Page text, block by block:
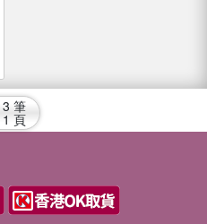
3 筆
1 頁